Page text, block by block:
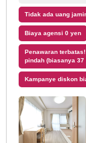
Tidak ada uang
Biaya agensi 0 yen
Penawaran
pindah (biasanya
Kampanye diskon
Keihan Main
Perusahaan
Jalur Hankyu
Kereta Listrik